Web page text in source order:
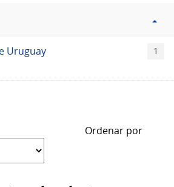
Uruguay 1
Ordenar por